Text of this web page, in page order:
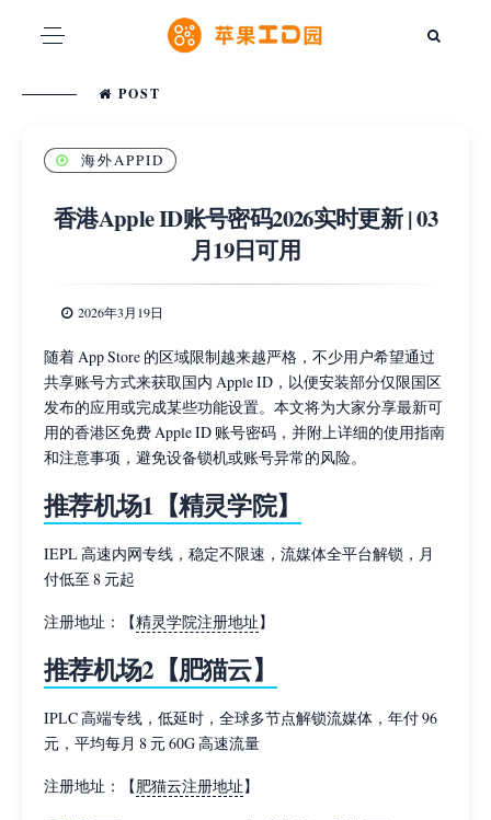
POST
海外APPID
香港Apple ID账号密码2026实时更新 | 03
月19日可用
2026年3月19日
随着 App Store 的区域限制越来越严格，不少用户希望通过
共享账号方式来获取国内 Apple ID，以便安装部分仅限国区
发布的应用或完成某些功能设置。本文将为大家分享最新可
用的香港区免费 Apple ID 账号密码，并附上详细的使用指南
和注意事项，避免设备锁机或账号异常的风险。
推荐机场1【精灵学院】
IEPL 高速内网专线，稳定不限速，流媒体全平台解锁，月
付低至 8 元起
注册地址：【精灵学院注册地址】
推荐机场2【肥猫云】
IPLC 高端专线，低延时，全球多节点解锁流媒体，年付 96
元，平均每月 8 元 60G 高速流量
注册地址：【肥猫云注册地址】